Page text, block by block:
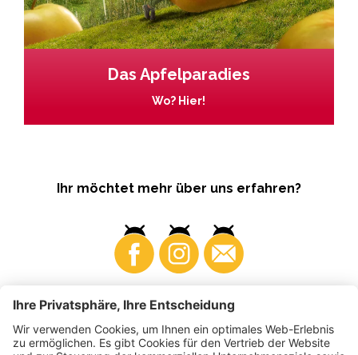
Das Apfelparadies
Wo? Hier!
Ihr möchtet mehr über uns erfahren?
Business Produzenten